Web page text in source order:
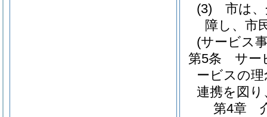
(3)
市は
障し、市
(サービス
第5条
サー
ービスの
連携を図
第4章